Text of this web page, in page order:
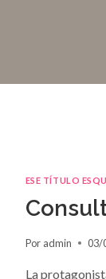
ESE TÍTULO
Por admin 03/
La